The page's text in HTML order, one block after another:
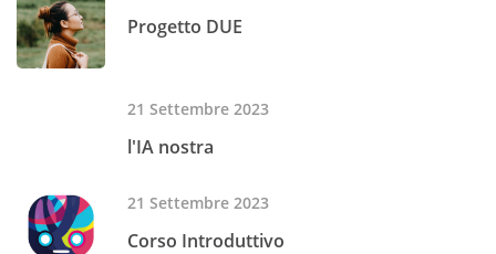
Progetto DUE
21 Settembre 2023
l'IA nostra
21 Settembre 2023
Corso Introduttivo